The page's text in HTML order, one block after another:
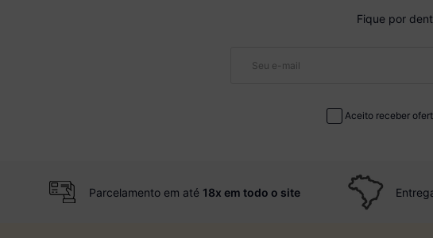
Fique por
Aceito receber
Parcelamento em até 18x em todo o site